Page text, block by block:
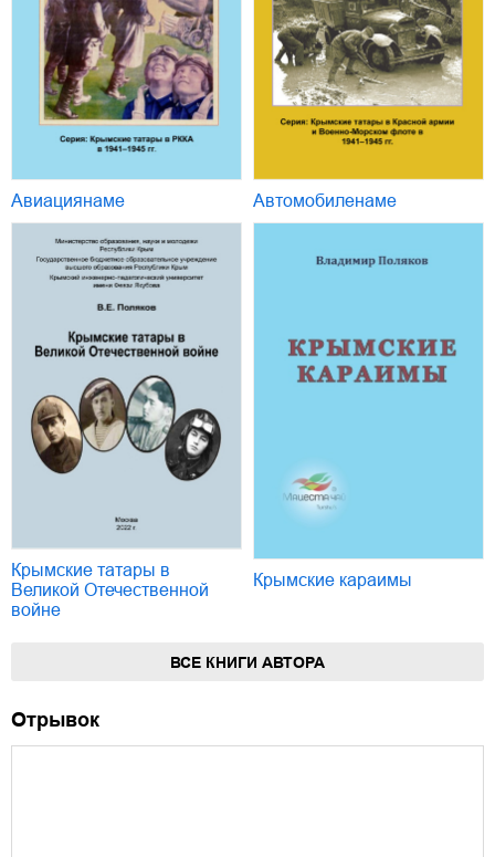
Авиациянаме Автомобиленаме
Крымские татары в
Великой Отечественной
войне
Крымские караимы
ВСЕ КНИГИ АВТОРА
Отрывок